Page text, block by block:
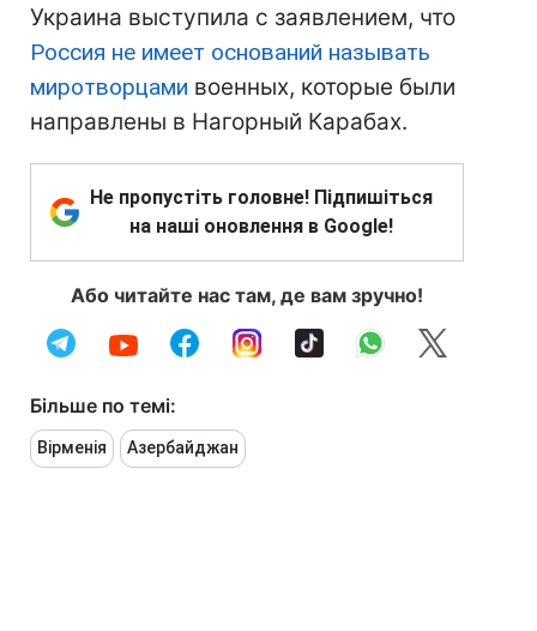
Украина выступила с заявлением, что
Россия не имеет оснований называть
миротворцами военных, которые были
направлены в Нагорный Карабах.
Не пропустіть головне! Підпишіться
на наші оновлення в Google!
Або читайте нас там, де вам зручно!
Більше по темі:
Вірменія Азербайджан